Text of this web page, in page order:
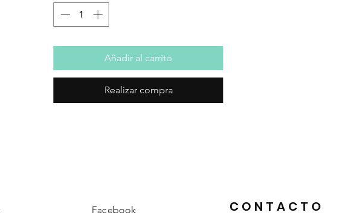
Tenemos una gran variedad de colores
y tejidos: vichy, florales, topitos…
Añadir al carrito
Realizar compra
Facebook CONTACTO